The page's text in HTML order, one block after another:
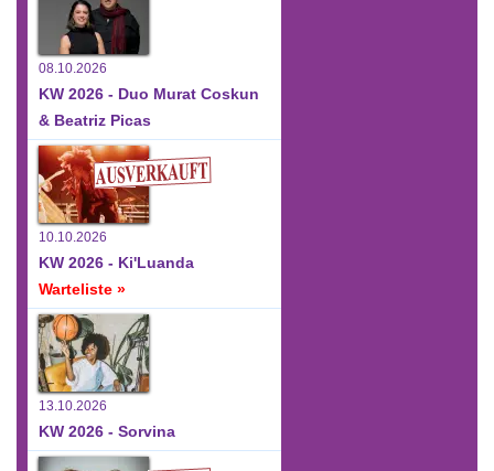
08.10.2026
KW 2026 - Duo Murat Coskun
& Beatriz Picas
10.10.2026
KW 2026 - Ki'Luanda
Warteliste »
13.10.2026
KW 2026 - Sorvina